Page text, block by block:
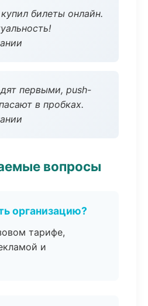
билеты онлайн.
первыми, push-
в пробках.
вопросы
организацию?
тарифе,
и